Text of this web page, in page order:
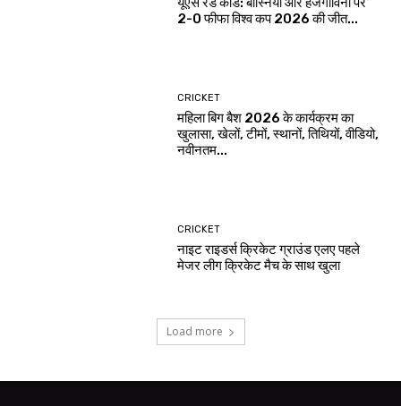
2-0 फीफा विश्व कप 2026 की जीत...
CRICKET
महिला बिग बैश 2026 के कार्यक्रम का
खुलासा, खेलों, टीमों, स्थानों, तिथियों, वीडियो,
नवीनतम...
CRICKET
नाइट राइडर्स क्रिकेट ग्राउंड एलए पहले
मेजर लीग क्रिकेट मैच के साथ खुला
Load more